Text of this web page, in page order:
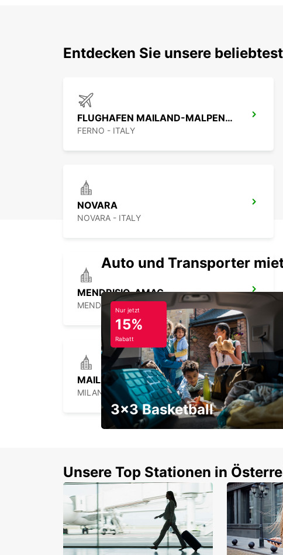
Entdecken Sie unsere
FLUGHAFEN MAILAND-MALPENSA TERMINAL 1
FERNO - ITALY
NOVARA
NOVARA - ITALY
MENDRISIO, AMAG
MENDRISIO - SWITZERLAND
MAILAND VIA GALVANI
MILANO - ITALY
Auto und Transporter
Nur jetzt
15%
Rabatt
3x3 Basketball
Unsere Top Stationen in